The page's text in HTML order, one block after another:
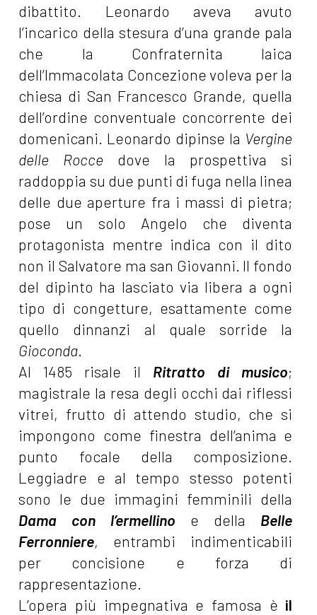
dibattito. Leonardo aveva avuto
l’incarico della stesura d’una grande pala
che la Confraternita laica
dell’Immacolata Concezione voleva per la
chiesa di San Francesco Grande, quella
dell’ordine conventuale concorrente dei
domenicani. Leonardo dipinse la Vergine
delle Rocce dove la prospettiva si
raddoppia su due punti di fuga nella linea
delle due aperture fra i massi di pietra;
pose un solo Angelo che diventa
protagonista mentre indica con il dito
non il Salvatore ma san Giovanni. Il fondo
del dipinto ha lasciato via libera a ogni
tipo di congetture, esattamente come
quello dinnanzi al quale sorride la
Gioconda.
Al 1485 risale il Ritratto di musico;
magistrale la resa degli occhi dai riflessi
vitrei, frutto di attendo studio, che si
impongono come finestra dell’anima e
punto focale della composizione.
Leggiadre e al tempo stesso potenti
sono le due immagini femminili della
Dama con l’ermellino e della Belle
Ferronniere, entrambi indimenticabili
per concisione e forza di
rappresentazione.
L’opera più impegnativa e famosa è il